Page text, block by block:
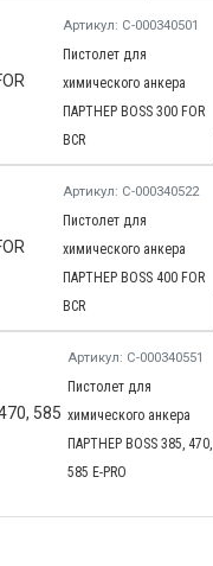
Артикул: С-000340501
Пистолет для
химического анкера
ПАРТНЕР BOSS 300 FOR
BCR
Артикул: С-000340522
Пистолет для
химического анкера
ПАРТНЕР BOSS 400 FOR
BCR
Артикул: С-000340551
Пистолет для
химического анкера
ПАРТНЕР BOSS 385, 470,
585 E-PRO